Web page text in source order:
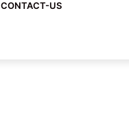
CONTACT-US